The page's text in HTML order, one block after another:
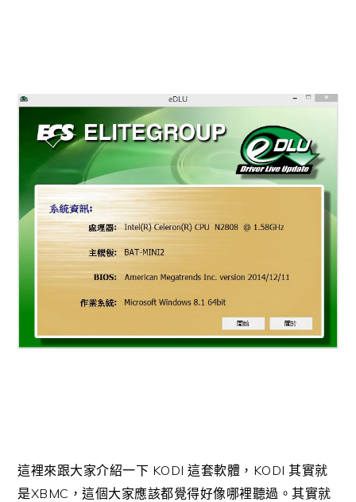
這裡來跟大家介紹一下 KODI這套軟體， KODI其實就
是XBMC ，這個大家應該都覺得好像哪裡聽過。其實就